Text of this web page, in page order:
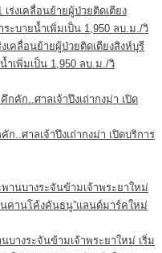
คลื่อนย้ายผู้ป่วยติดเตียงสิงห์บุรี
ำเพิ่มเป็น 1,950 ลบ.ม./วิ
..ศาลเจ้าปึงเถ่ากงม่า เปิดบริการ
างระจันข้ามเจ้าพระยาใหม่ เริ่ม